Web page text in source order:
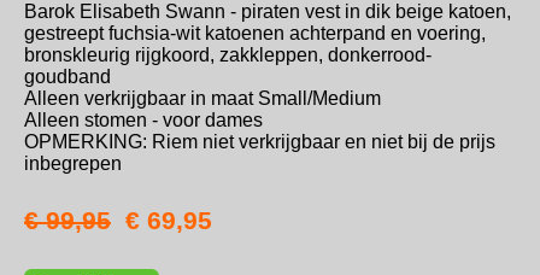
Barok Elisabeth Swann - piraten vest in dik beige katoen,
gestreept fuchsia-wit katoenen achterpand en voering,
bronskleurig rijgkoord, zakkleppen, donkerrood-
goudband
Alleen verkrijgbaar in maat Small/Medium
Alleen stomen - voor dames
OPMERKING: Riem niet verkrijgbaar en niet bij de prijs
inbegrepen
€ 99,95 € 69,95